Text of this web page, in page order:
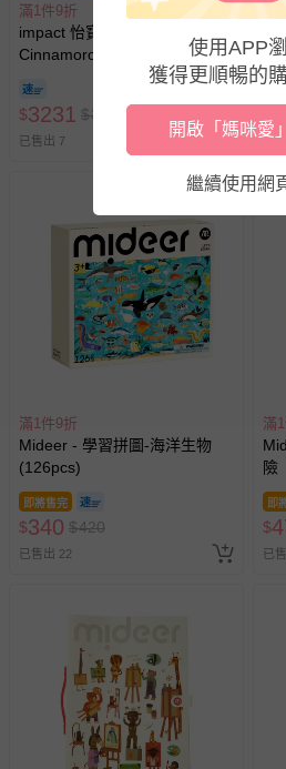
滿1件9折
impact 怡寶 - 大耳狗喜拿
Cinnamoroll-懸浮磁扣護脊書
包-粉藍 IMCM7062LB | 身高
120-140cm以上適用 | 精選好
禮兩件組（粉色午餐袋、粉色
三角筆袋）
$3231 $3790
已售出 7
滿
脊
色
已售
滿1件9折
Mideer - 學習拼圖-海洋生物
(126pcs)
即將售完
$340 $420
已售出 22
滿
險
即
$
已
使用APP
獲得更順暢的
開啟「媽咪愛
繼續使用網